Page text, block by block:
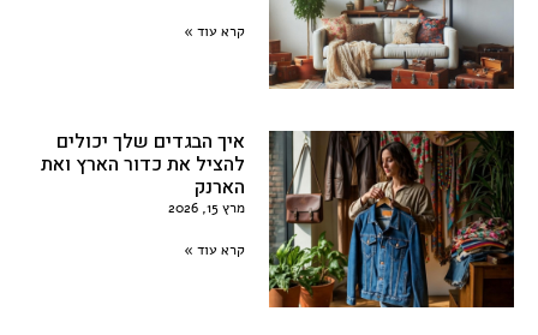
קרא עוד »
איך הבגדים שלך יכולים
להציל את כדור הארץ ואת
הארנק
מרץ 15, 2026
קרא עוד »